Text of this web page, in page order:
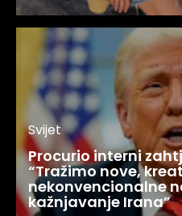
Svijet
Procurio interni
“Tražimo nove,
nekonvencionalne
kažnjavanje Irana”